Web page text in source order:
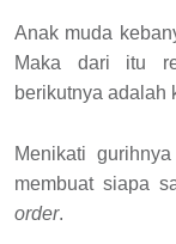
Anak muda
Maka dari itu
berikutnya adalah
Menikati
membuat siapa
order.